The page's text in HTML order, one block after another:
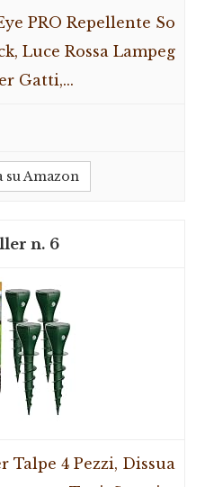
PRO Repellente So
Luce Rossa Lampeg
Gatti,...
su Amazon
6
Talpe 4 Pezzi, Dissua